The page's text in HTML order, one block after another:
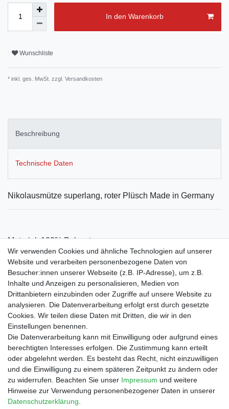
In den Warenkorb
Wunschliste
* inkl. ges. MwSt. zzgl. Versandkosten
Beschreibung
Technische Daten
Nikolausmütze superlang, roter Plüsch Made in Germany
Material: 100% Polyester
Shop
Zahlungs- und Versandbedingungen
Warenkorb
Kasse
Mein Konto
Kontakt
Facebook
Service
Wir verwenden Cookies und ähnliche Technologien auf unserer
Website und verarbeiten personenbezogene Daten von
Besucher:innen unserer Webseite (z.B. IP-Adresse), um z.B.
Inhalte und Anzeigen zu personalisieren, Medien von
Drittanbietern einzubinden oder Zugriffe auf unsere Website zu
analysieren. Die Datenverarbeitung erfolgt erst durch gesetzte
Cookies. Wir teilen diese Daten mit Dritten, die wir in den
Einstellungen benennen.
Die Datenverarbeitung kann mit Einwilligung oder aufgrund eines
berechtigten Interesses erfolgen. Die Zustimmung kann erteilt
oder abgelehnt werden. Es besteht das Recht, nicht einzuwilligen
und die Einwilligung zu einem späteren Zeitpunkt zu ändern oder
zu widerrufen. Beachten Sie unser Impressum und weitere
Hinweise zur Verwendung personenbezogener Daten in unserer
Daten­schutz­erklärung